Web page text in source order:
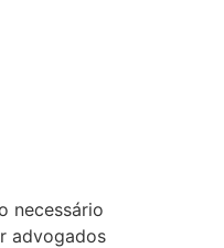
necessário
advogados